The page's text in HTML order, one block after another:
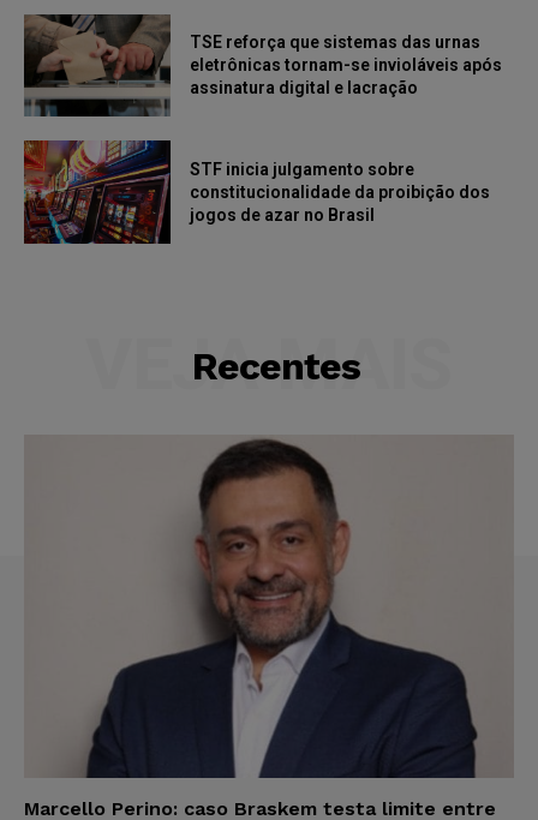
TSE reforça que sistemas das urnas
eletrônicas tornam-se invioláveis após
assinatura digital e lacração
STF inicia julgamento sobre
constitucionalidade da proibição dos
jogos de azar no Brasil
Recentes
VEJA MAIS
Marcello Perino: caso Braskem testa limite entre